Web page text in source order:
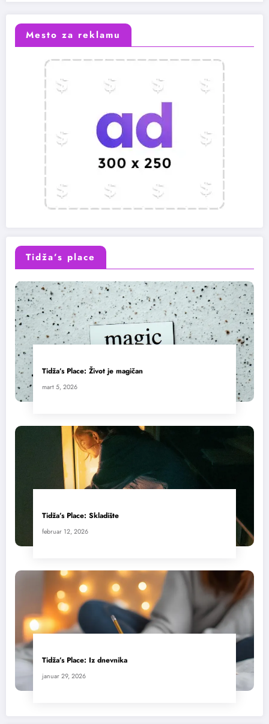
Mesto za reklamu
Tidža’s place
Tidža’s Place: Život je magičan
mart 5, 2026
Tidža’s Place: Skladište
februar 12, 2026
Tidža’s Place: Iz dnevnika
januar 29, 2026